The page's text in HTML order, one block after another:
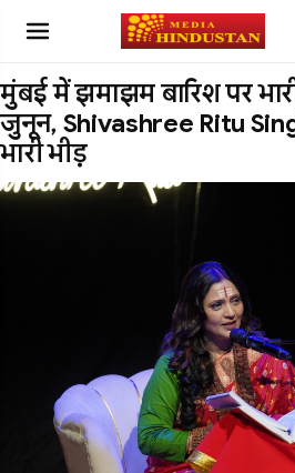
मुंबई में झमाझम बारिश पर
जुनून, Shivashree Ritu
भारी भीड़